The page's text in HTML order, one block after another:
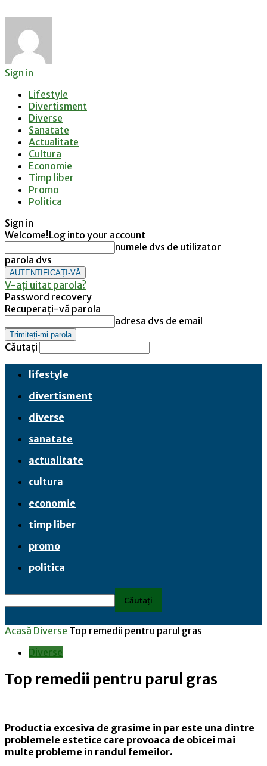
Sign in
Lifestyle
Divertisment
Diverse
Sanatate
Actualitate
Cultura
Economie
Timp liber
Promo
Politica
Sign in
Welcome!Log into your account
numele dvs de utilizator
parola dvs
V-ați uitat parola?
Password recovery
Recuperați-vă parola
adresa dvs de email
Căutați
lifestyle
divertisment
diverse
sanatate
actualitate
cultura
economie
timp liber
promo
politica
Acasă Diverse Top remedii pentru parul gras
Diverse
Top remedii pentru parul gras
Productia excesiva de grasime in par este una dintre
problemele estetice care provoaca de obicei mai
multe probleme in randul femeilor.